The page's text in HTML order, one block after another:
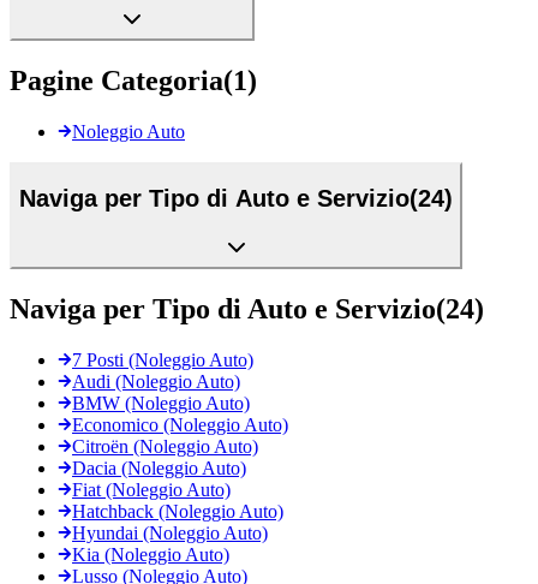
Pagine Categoria(1)
Noleggio Auto
Naviga per Tipo di Auto e Servizio(24)
Naviga per Tipo di Auto e Servizio(24)
7 Posti (Noleggio Auto)
Audi (Noleggio Auto)
BMW (Noleggio Auto)
Economico (Noleggio Auto)
Citroën (Noleggio Auto)
Dacia (Noleggio Auto)
Fiat (Noleggio Auto)
Hatchback (Noleggio Auto)
Hyundai (Noleggio Auto)
Kia (Noleggio Auto)
Lusso (Noleggio Auto)